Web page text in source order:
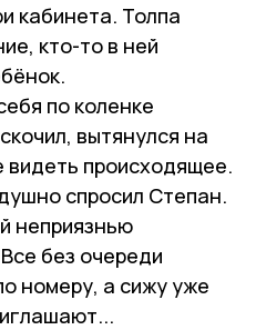
кабинета. Толпа
кто-то в ней
по коленке
вытянулся на
происходящее.
спросил Степан.
неприязнью
без очереди
номеру, а сижу уже